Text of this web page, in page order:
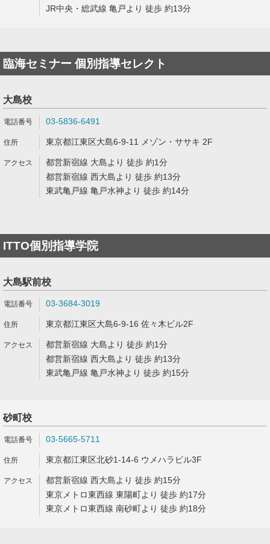
JR中央・総武線 亀戸より 徒歩 約13分
臨海セミナー 個別指導セレクト
大島校
03-5836-6491
東京都江東区大島6-9-11 メゾン・ササキ 2F
都営新宿線 大島より 徒歩 約1分
都営新宿線 西大島より 徒歩 約13分
東武亀戸線 亀戸水神より 徒歩 約14分
ITTO個別指導学院
大島駅前校
03-3684-3019
東京都江東区大島6-9-16 佐々木ビル2F
都営新宿線 大島より 徒歩 約1分
都営新宿線 西大島より 徒歩 約13分
東武亀戸線 亀戸水神より 徒歩 約15分
砂町校
03-5665-5711
東京都江東区北砂1-14-6 ウメハラビル3F
都営新宿線 西大島より 徒歩 約15分
東京メトロ東西線 東陽町より 徒歩 約17分
東京メトロ東西線 南砂町より 徒歩 約18分